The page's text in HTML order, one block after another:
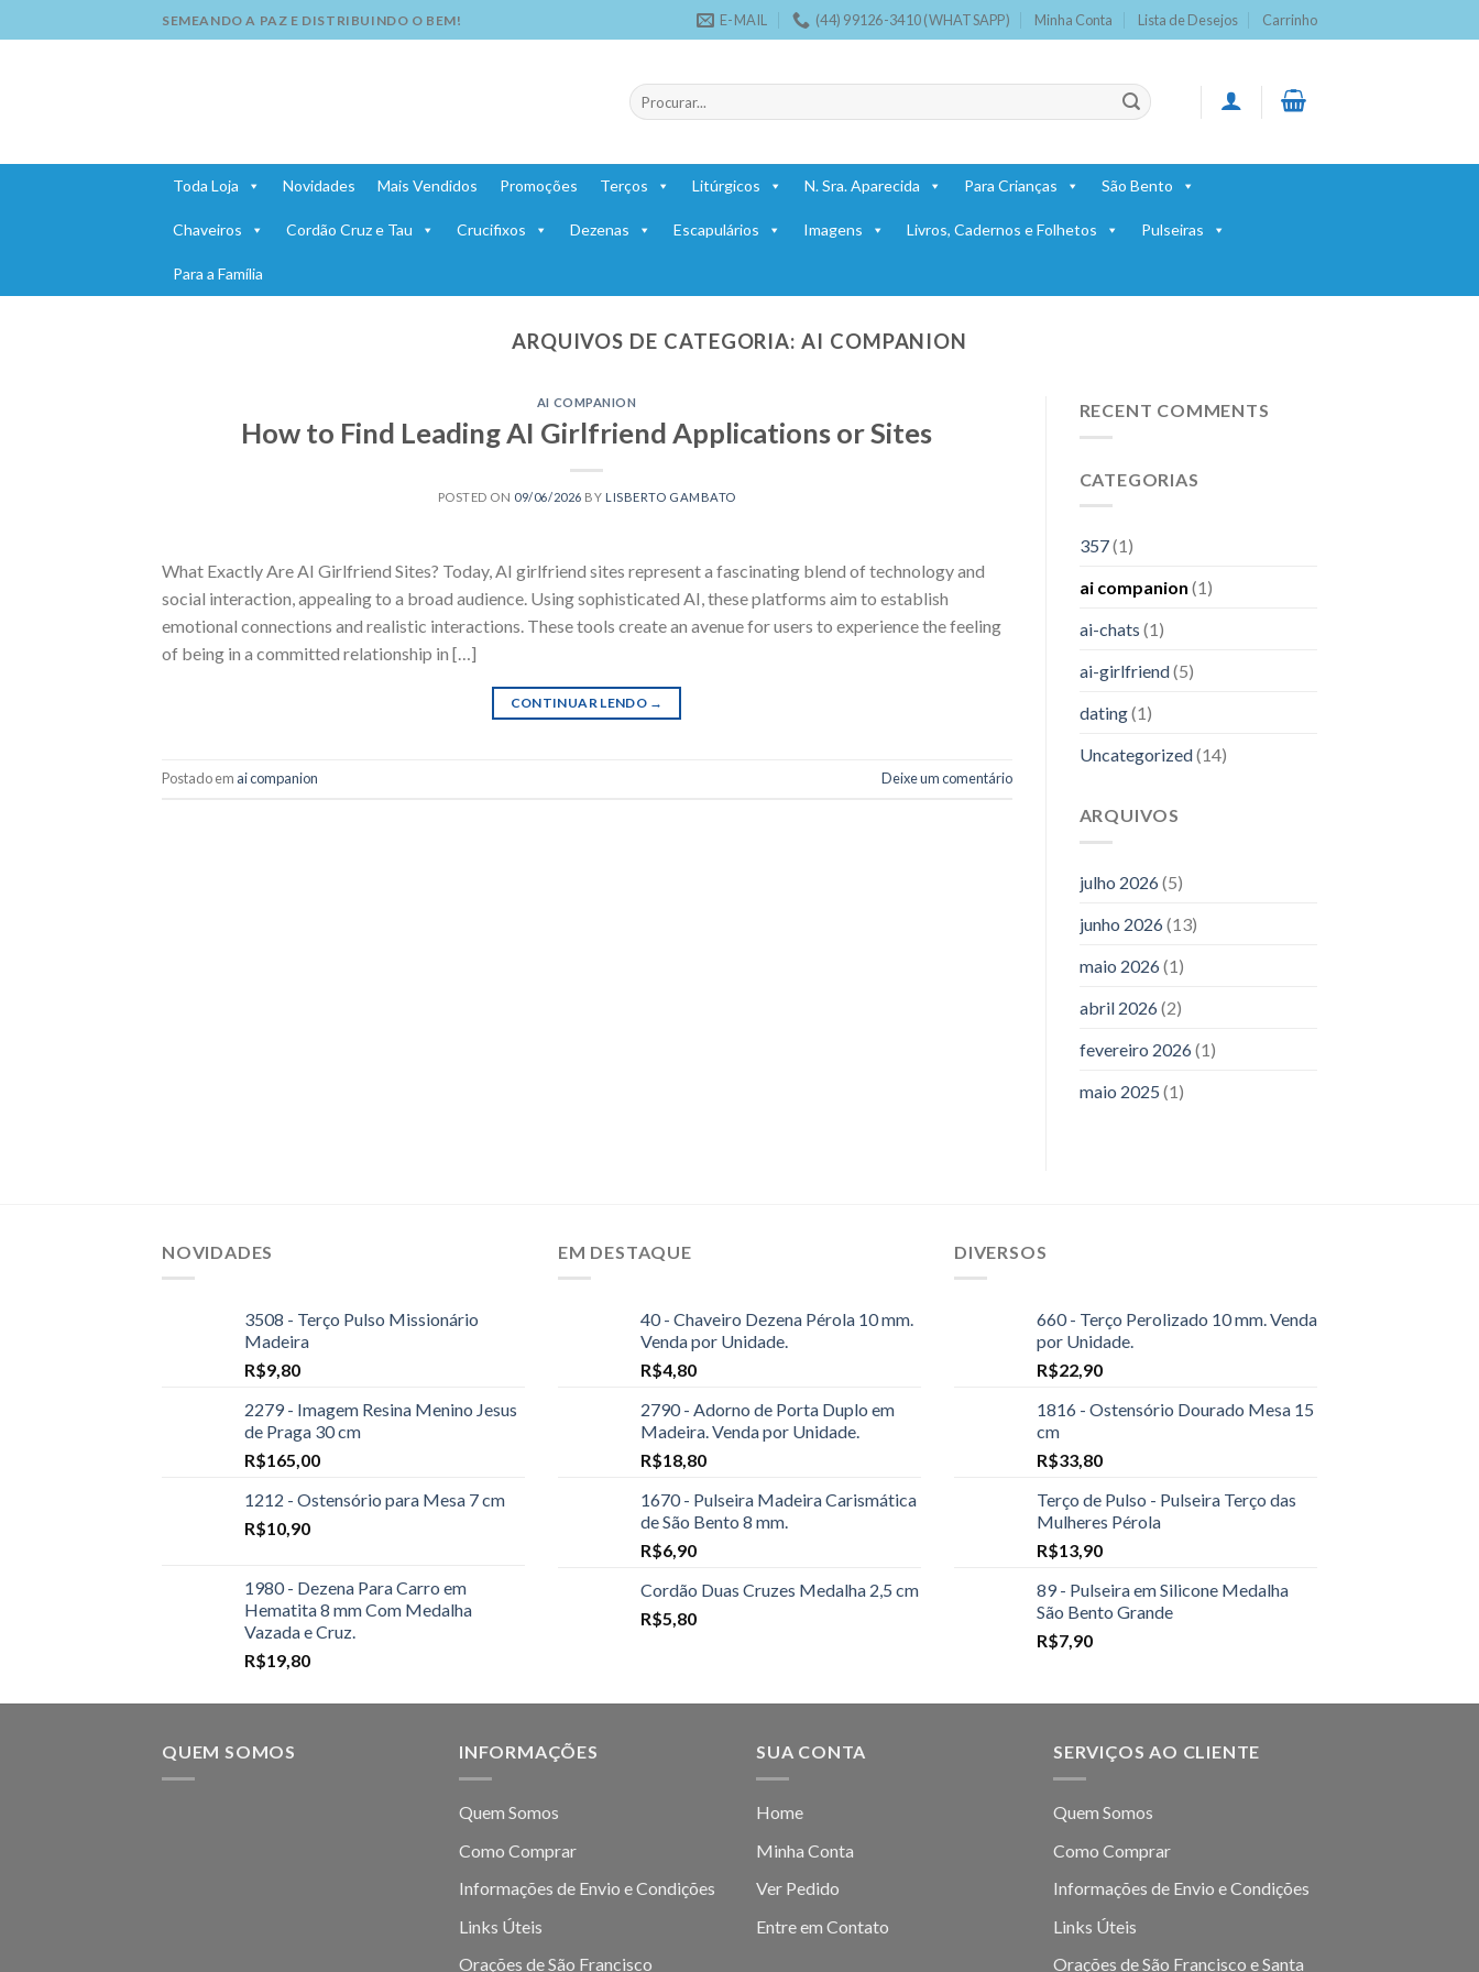
to
SEMEANDO A PAZ E DISTRIBUINDO O BEM! E-MAIL (44) 99126-3410 (WHATSAPP) Minha Conta Lista de Desejos Carrinho
Pesquisar
por:
Toda Loja Novidades Mais Vendidos Promoções Terços Litúrgicos N. Sra. Aparecida Para Crianças São Bento
Chaveiros Cordão Cruz e Tau Crucifixos Dezenas Escapulários Imagens Livros, Cadernos e Folhetos Pulseiras
Para a Família
ARQUIVOS DE CATEGORIA:AI COMPANION
AI COMPANION
How to Find Leading AI Girlfriend Applications or Sites
POSTED ON 09/06/2026 BY LISBERTO GAMBATO
What Exactly Are AI Girlfriend Sites? Today, AI girlfriend sites represent a fascinating blend of technology and
social interaction, appealing to a broad audience. Using sophisticated AI, these platforms aim to establish
emotional connections and realistic interactions. These tools create an avenue for users to experience the feeling
of being in a committed relationship in […]
CONTINUAR LENDO →
Postado em ai companion Deixe um comentário
RECENT COMMENTS
CATEGORIAS
357(1)
ai companion (1)
ai-chats (1)
ai-girlfriend(5)
dating(1)
Uncategorized(14)
ARQUIVOS
julho 2026(5)
junho 2026(13)
maio 2026(1)
abril 2026(2)
fevereiro 2026(1)
maio 2025 (1)
NOVIDADES
3508 - Terço Pulso Missionário
Madeira
R$9,80
2279 - Imagem Resina Menino Jesus
de Praga 30 cm
R$165,00
1212 - Ostensório para Mesa 7 cm
R$10,90
1980 - Dezena Para Carro em
Hematita 8 mm Com Medalha
Vazada e Cruz.
R$19,80
EM DESTAQUE
40 - Chaveiro Dezena Pérola 10 mm.
Venda por Unidade.
R$4,80
2790 - Adorno de Porta Duplo em
Madeira. Venda por Unidade.
R$18,80
1670 - Pulseira Madeira Carismática
de São Bento 8 mm.
R$6,90
Cordão Duas Cruzes Medalha 2,5 cm
R$5,80
DIVERSOS
660 - Terço Perolizado 10 mm. Venda
por Unidade.
R$22,90
1816 - Ostensório Dourado Mesa 15
cm
R$33,80
Terço de Pulso - Pulseira Terço das
Mulheres Pérola
R$13,90
89 - Pulseira em Silicone Medalha
São Bento Grande
R$7,90
QUEM SOMOS INFORMAÇÕES
Quem Somos
Como Comprar
Informações de Envio e Condições
Links Úteis
Orações de São Francisco
SUA CONTA
Home
Minha Conta
Ver Pedido
Entre em Contato
SERVIÇOS AO CLIENTE
Quem Somos
Como Comprar
Informações de Envio e Condições
Links Úteis
Orações de São Francisco e Santa